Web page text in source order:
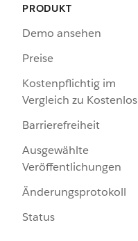
PRODUKT
Demo ansehen
Preise
Kostenpflichtig im
Vergleich zu Kostenlos
Barrierefreiheit
Ausgewählte
Veröffentlichungen
Änderungsprotokoll
Status